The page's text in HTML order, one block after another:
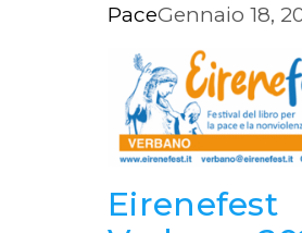
PaceGennaio 18,
Eirenefest